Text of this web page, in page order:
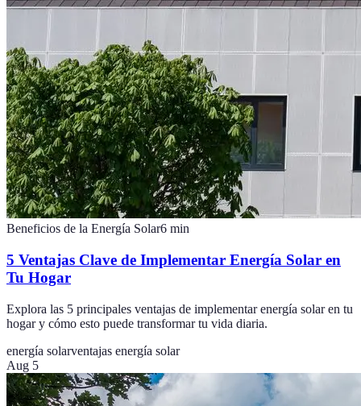
Beneficios de la Energía Solar6 min
5 Ventajas Clave de Implementar Energía Solar en
Tu Hogar
Explora las 5 principales ventajas de implementar energía solar en tu
hogar y cómo esto puede transformar tu vida diaria.
energía solarventajas energía solar
Aug 5